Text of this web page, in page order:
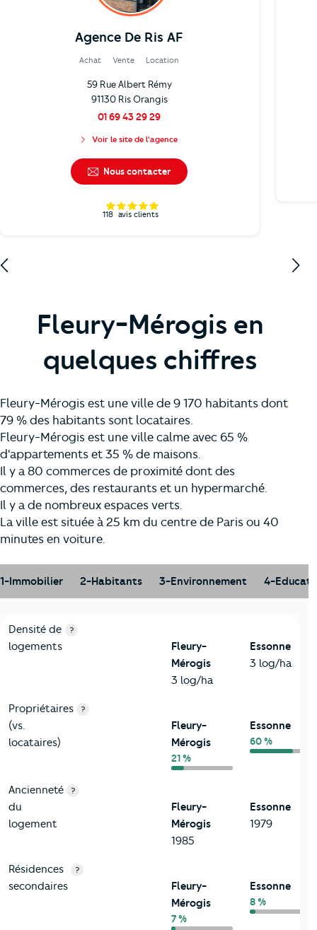
Agence De Ris AF
Achat Vente Location
59 Rue Albert Rémy
91130 Ris Orangis
01 69 43 29 29
Voir le site de l'agence
Nous contacter
118 avis clients
Fleury-Mérogis en
quelques chiffres
Fleury-Mérogis est une ville de 9 170 habitants dont
79 % des habitants sont locataires.
Fleury-Mérogis est une ville calme avec 65 %
d'appartements et 35 % de maisons.
Il y a 80 commerces de proximité dont des
commerces, des restaurants et un hypermarché.
Il y a de nombreux espaces verts.
La ville est située à 25 km du centre de Paris ou 40
minutes en voiture.
1-Immobilier 2-Habitants 3-Environnement 4-
1-Immobilier
Critères Fleury-Mérogis
Densité de
logements
?
Fleury-
Mérogis
3 log/ha
Essonne
3 log/ha
Propriétaires
(vs.
locataires)
?
Fleury-
Mérogis
21 %
Essonne
60 %
Ancienneté
du
logement
?
Fleury-
Mérogis
1985
Essonne
1979
Résidences
secondaires
?
Fleury-
Mérogis
7 %
Essonne
8 %